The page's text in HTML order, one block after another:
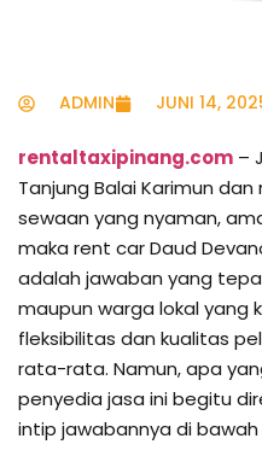
ADMIN JUNI 14,
rentaltaxipinang.com –
Tanjung Balai Karimun
sewaan yang nyaman,
maka rent car Daud
adalah jawaban yang
maupun warga lokal yang
fleksibilitas dan kualitas
rata-rata. Namun, apa
penyedia jasa ini begitu
intip jawabannya di bawah